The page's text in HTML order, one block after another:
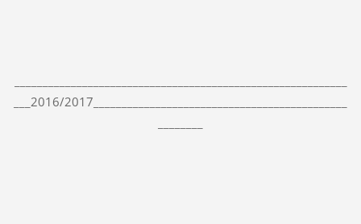
___2016/2017_____________________________________________